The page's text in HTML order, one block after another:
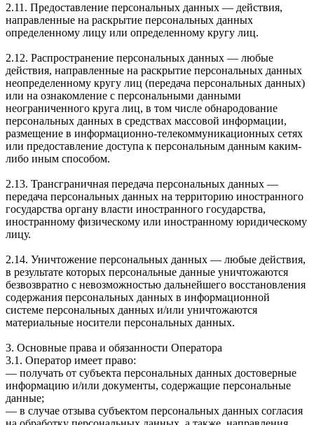
2.11. Предоставление персональных данных — действия,
направленные на раскрытие персональных данных
определенному лицу или определенному кругу лиц.
2.12. Распространение персональных данных — любые
действия, направленные на раскрытие персональных данных
неопределенному кругу лиц (передача персональных данных)
или на ознакомление с персональными данными
неограниченного круга лиц, в том числе обнародование
персональных данных в средствах массовой информации,
размещение в информационно-телекоммуникационных сетях
или предоставление доступа к персональным данным каким-
либо иным способом.
2.13. Трансграничная передача персональных данных —
передача персональных данных на территорию иностранного
государства органу власти иностранного государства,
иностранному физическому или иностранному юридическому
лицу.
2.14. Уничтожение персональных данных — любые действия,
в результате которых персональные данные уничтожаются
безвозвратно с невозможностью дальнейшего восстановления
содержания персональных данных в информационной
системе персональных данных и/или уничтожаются
материальные носители персональных данных.
3. Основные права и обязанности Оператора
3.1. Оператор имеет право:
— получать от субъекта персональных данных достоверные
информацию и/или документы, содержащие персональные
данные;
— в случае отзыва субъектом персональных данных согласия